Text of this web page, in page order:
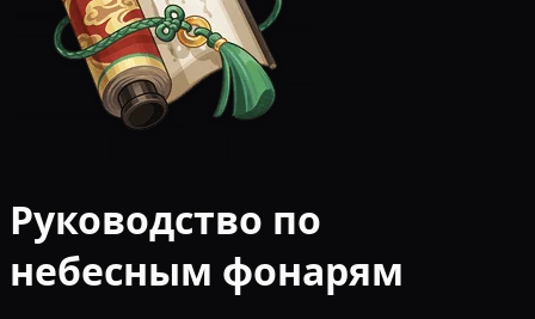
Руководство по
небесным фонарям